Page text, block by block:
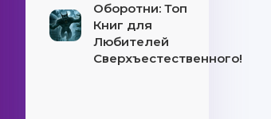
Оборотни: Топ
Книг для
Любителей
Сверхъестественного!